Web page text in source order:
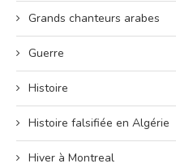
Grands chanteurs arabes
Guerre
Histoire
Histoire falsifiée en Algérie
Hiver à Montreal